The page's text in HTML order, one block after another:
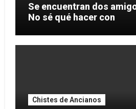
Se encuentran dos
No sé qué hacer con
Chistes de Ancianos